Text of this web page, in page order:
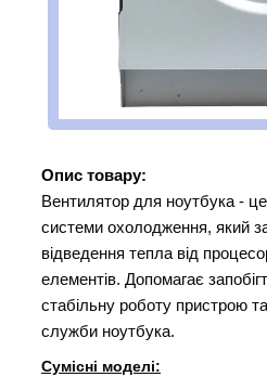
Опис товару:
Вентилятор для ноутбука -
системи охолодження, який
відведення тепла від
елементів. Допомагає
стабільну роботу пристрою
служби ноутбука.
Сумісні моделі: